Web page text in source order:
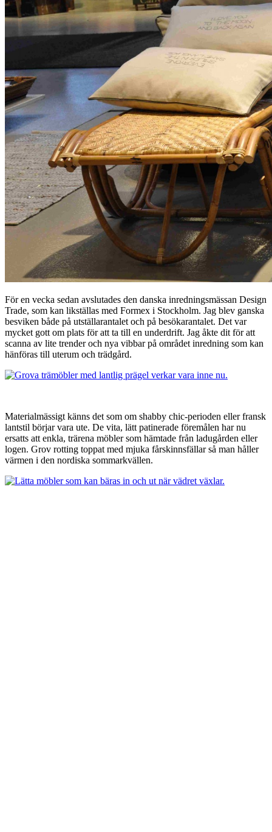
För en vecka sedan avslutades den danska inredningsmässan Design
Trade, som kan likställas med Formex i Stockholm. Jag blev ganska
besviken både på utställarantalet och på besökarantalet. Det var
mycket gott om plats för att ta till en underdrift. Jag åkte dit för att
scanna av lite trender och nya vibbar på området inredning som kan
hänföras till uterum och trädgård.
Materialmässigt känns det som om shabby chic-perioden eller fransk
lantstil börjar vara ute. De vita, lätt patinerade föremålen har nu
ersatts att enkla, trärena möbler som hämtade från ladugården eller
logen. Grov rotting toppat med mjuka fårskinnsfällar så man håller
värmen i den nordiska sommarkvällen.